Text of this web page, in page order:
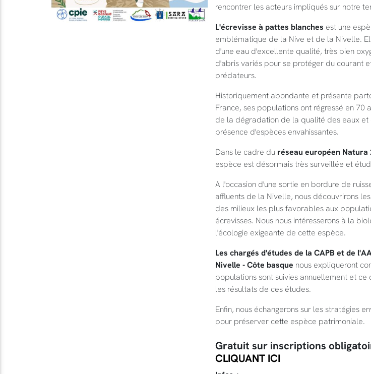
rencontrer les acteurs impliqués sur notre
L'écrevisse à pattes blanches est une
emblématique de la Nive et de la Nivelle.
d'une eau d'excellente qualité, très bien
d'abris variés pour se protéger du courant
prédateurs.
Historiquement abondante et présente
France, ses populations ont régressé en 70
de la dégradation de la qualité des eaux et
présence d'espèces envahissantes.
Dans le cadre du réseau européen Natura
espèce est désormais très surveillée et
A l'occasion d'une sortie en bordure de
affluents de la Nivelle, nous découvrirons
des milieux les plus favorables aux
écrevisses. Nous nous intéresserons à la
l'écologie exigeante de cette espèce.
Les chargés d'études de la CAPB et de
Nivelle - Côte basque nous expliqueront
populations sont suivies annuellement et ce
les résultats de ces études.
Enfin, nous échangerons sur les stratégies
pour préserver cette espèce patrimoniale.
Gratuit sur inscriptions
CLIQUANT ICI